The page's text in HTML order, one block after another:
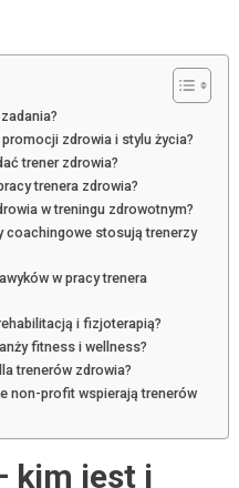
zdrowia i stylu życia?
trener zdrowia?
trenera zdrowia?
w treningu zdrowotnym?
coachingowe stosują trenerzy
w pracy trenera
i fizjoterapią?
fitness i wellness?
trenerów zdrowia?
non-profit wspierają trenerów
kim jest i